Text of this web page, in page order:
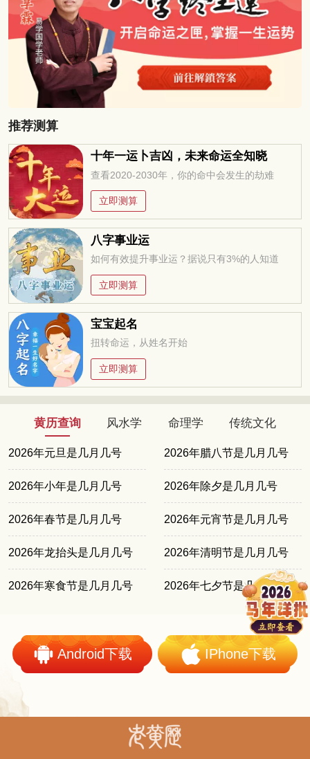
推荐测算
十年一运卜吉凶，未来命运全知晓
查看2020-2030年，你的命中会发生的劫难
立即测算
八字事业运
如何有效提升事业运？据说只有3%的人知道
立即测算
宝宝起名
扭转命运，从姓名开始
立即测算
黄历查询 风水学 命理学 传统文化
2026年元旦是几月几号 2026年腊八节是几月几号
2026年小年是几月几号 2026年除夕是几月几号
2026年春节是几月几号 2026年元宵节是几月几号
2026年龙抬头是几月几号 2026年清明节是几月几号
2026年寒食节是几月几号 2026年七夕节是几月几号
Android下载 IPhone下载